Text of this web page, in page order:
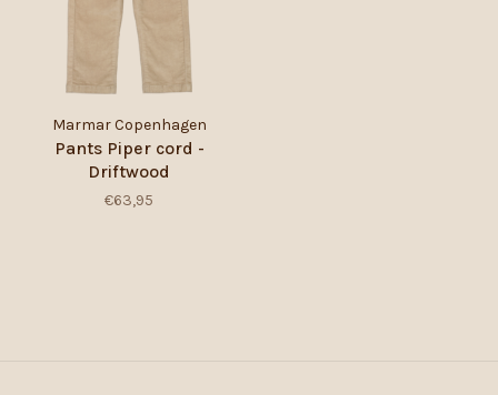
Marmar Copenhagen
Pants Piper cord -
Driftwood
€63,95